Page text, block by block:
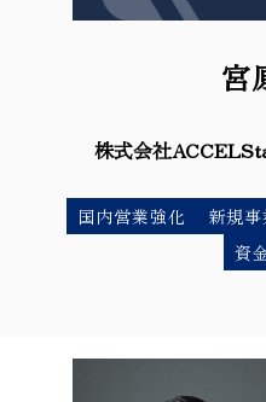
宮
株式会社
国内営業強化 新規
資